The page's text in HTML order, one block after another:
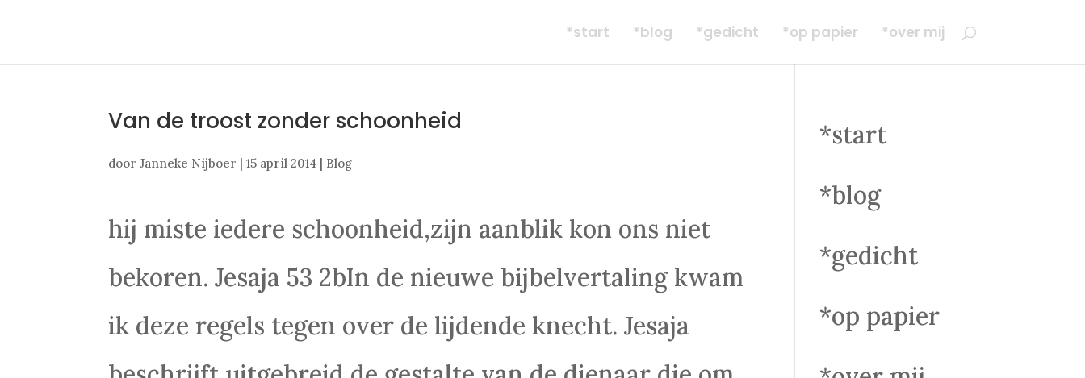
*start *blog *gedicht *op papier *over mij
Van de troost zonder schoonheid
doorJanneke Nijboer |15 april 2014 | Blog
hij miste iedere schoonheid,zijn aanblik kon ons niet
bekoren. Jesaja 53 2bIn de nieuwe bijbelvertaling kwam
ik deze regels tegen over de lijdende knecht. Jesaja
*start
*blog
*gedicht
*op papier